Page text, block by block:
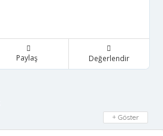
Paylaş Değerlendir
Göster